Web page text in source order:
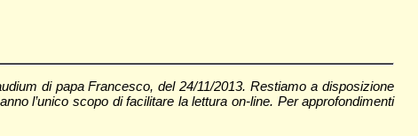
di papa Francesco, del 24/11/2013. Restiamo a disposizione
l’unico scopo di facilitare la lettura on-line. Per approfondimenti